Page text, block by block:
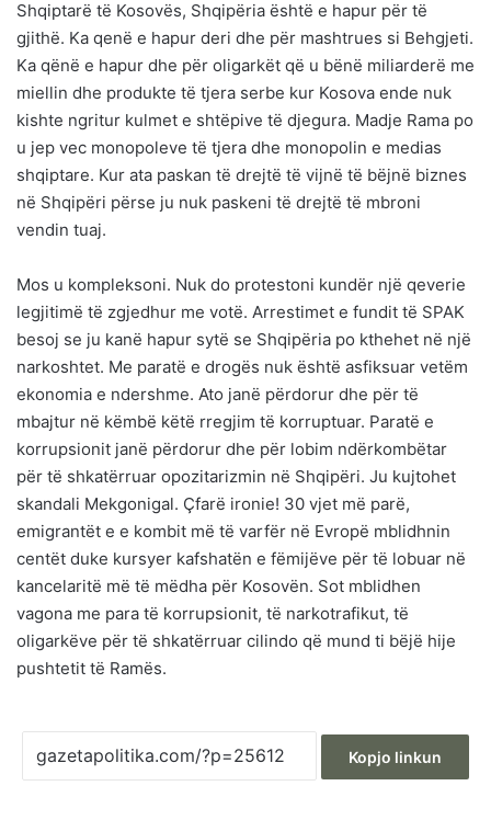
Shqiptarë të Kosovës, Shqipëria është e hapur për të
gjithë. Ka qenë e hapur deri dhe për mashtrues si Behgjeti.
Ka qënë e hapur dhe për oligarkët që u bënë miliarderë me
miellin dhe produkte të tjera serbe kur Kosova ende nuk
kishte ngritur kulmet e shtëpive të djegura. Madje Rama po
u jep vec monopoleve të tjera dhe monopolin e medias
shqiptare. Kur ata paskan të drejtë të vijnë të bëjnë biznes
në Shqipëri përse ju nuk paskeni të drejtë të mbroni
vendin tuaj.
Mos u kompleksoni. Nuk do protestoni kundër një qeverie
legjitimë të zgjedhur me votë. Arrestimet e fundit të SPAK
besoj se ju kanë hapur sytë se Shqipëria po kthehet në një
narkoshtet. Me paratë e drogës nuk është asfiksuar vetëm
ekonomia e ndershme. Ato janë përdorur dhe për të
mbajtur në këmbë këtë rregjim të korruptuar. Paratë e
korrupsionit janë përdorur dhe për lobim ndërkombëtar
për të shkatërruar opozitarizmin në Shqipëri. Ju kujtohet
skandali Mekgonigal. Çfarë ironie! 30 vjet më parë,
emigrantët e e kombit më të varfër në Evropë mblidhnin
centët duke kursyer kafshatën e fëmijëve për të lobuar në
kancelaritë më të mëdha për Kosovën. Sot mblidhen
vagona me para të korrupsionit, të narkotrafikut, të
oligarkëve për të shkatërruar cilindo që mund ti bëjë hije
pushtetit të Ramës.
Kopjo linkun